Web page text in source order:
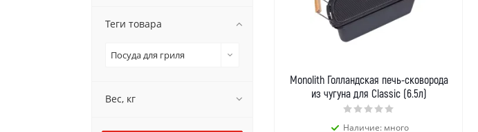
Monolith Голландская печь-сковорода
из чугуна для Classic (6.5л)
Наличие: много
Теги товара
Посуда для гриля
Вес, кг